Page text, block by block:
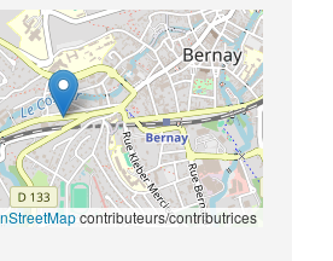
contributeurs/contributrices